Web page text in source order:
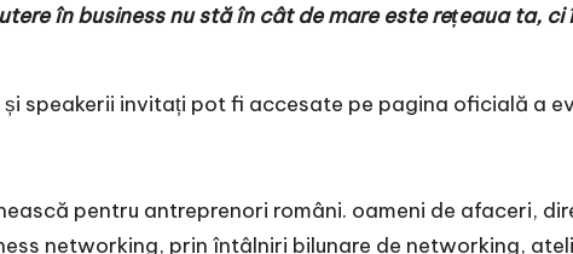
în business nu stă în cât de mare este rețeaua ta,
speakerii invitați pot fi accesate pe pagina oficială a
pentru antreprenori români. oameni de afaceri,
networking, prin întâlniri bilunare de networking,